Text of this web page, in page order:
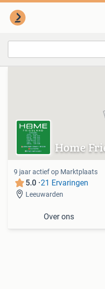
Van deze adverteerder
Home
9 jaar actief op Marktplaats
5.0 ·21 Ervaringen
Leeuwarden
Over ons